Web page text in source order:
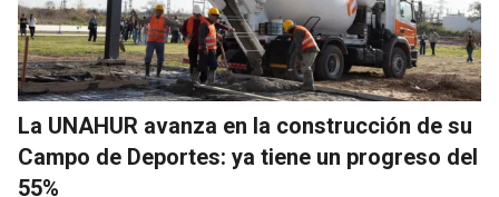
La UNAHUR avanza en la construcción de su
Campo de Deportes: ya tiene un progreso del
55%